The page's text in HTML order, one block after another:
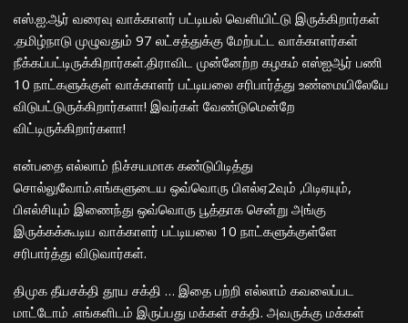
எஸ்.ஐ.ஆர் வரைவு வாக்காளர் பட்டியல் வெளியிட்டு இருக்கிறார்கள்
.தமிழ்நாடு முழுவதும் 97 லட்சத்துக்கு மேற்பட்ட வாக்காளர்கள்
நீக்கப்பட்டிருக்கிறார்கள்.திராவிட முன்னேற்ற கழகம் எஸ்ஐஆர் பணி
10 நாட்களுக்குள் வாக்காளர் பட்டியலை சரிபார்த்து உண்மையிலேயே
விடுபட்டுருக்கிறார்களா! இவர்கள் வேண்டுமென்றே
விட்டிருக்கிறார்களா!
என்பதை எல்லாம் நிச்சயமாக கண்டுபிடித்து
சொல்லுவோம்.எங்களுடைய ஒவ்வொரு பிஎல்ஏ2வும் ,பிடிஏயும்,
பிஎல்சியும் இணைந்து ஒவ்வொரு பூத்தாக சென்று அங்கு
இருக்கக்கூடிய வாக்காளர் பட்டியலை 10 நாட்களுக்குள்ளே
சரிபார்த்து விடுவார்கள்.
திமுக தீயசக்தி தூய சக்தி … இதை பற்றி எல்லாம் கவலைப்பட
மாட்டோம் .எங்களிடம் இருப்பது மக்கள் சக்தி. அவருக்கு மக்கள்